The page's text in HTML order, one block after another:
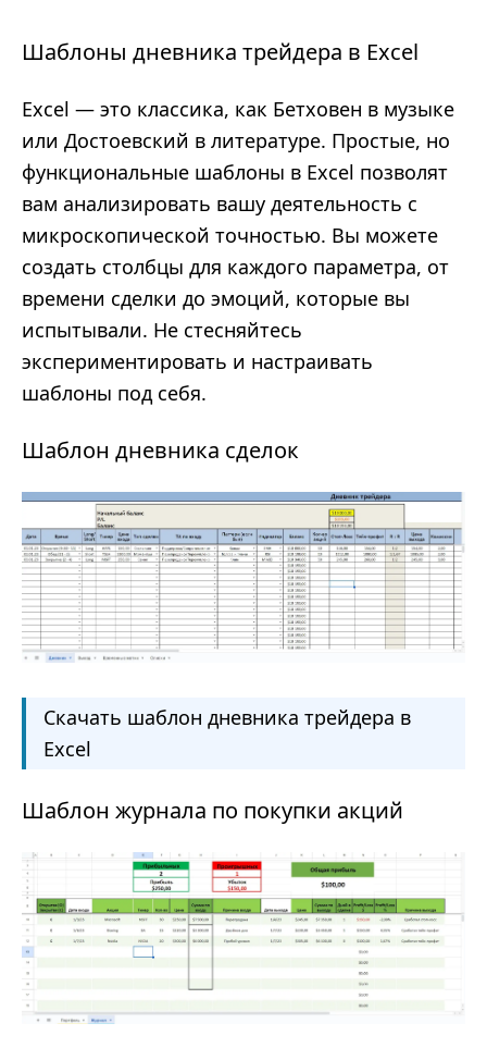
Шаблоны дневника трейдера в Excel
Excel — это классика, как Бетховен в музыке
или Достоевский в литературе. Простые, но
функциональные шаблоны в Excel позволят
вам анализировать вашу деятельность с
микроскопической точностью. Вы можете
создать столбцы для каждого параметра, от
времени сделки до эмоций, которые вы
испытывали. Не стесняйтесь
экспериментировать и настраивать
шаблоны под себя.
Шаблон дневника сделок
Скачать шаблон дневника трейдера в
Excel
Шаблон журнала по покупки акций